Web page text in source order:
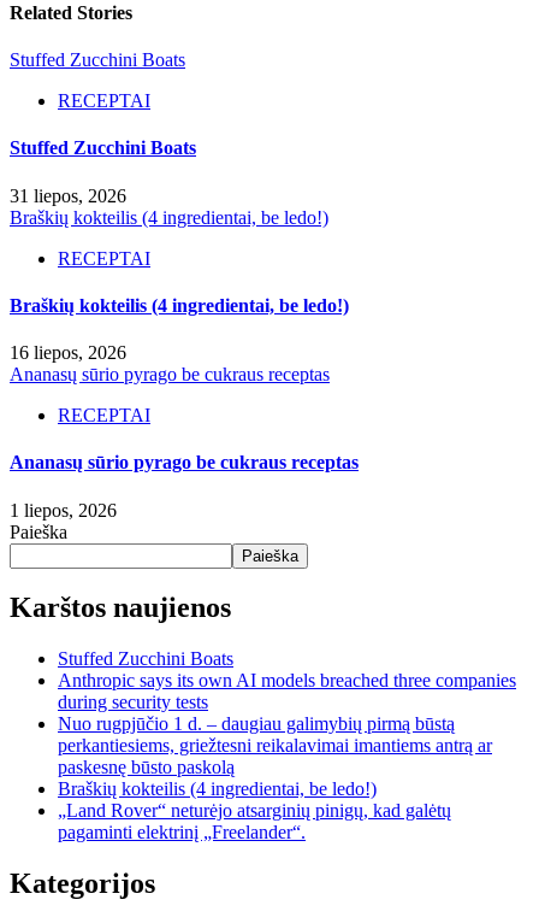
Related Stories
Stuffed Zucchini Boats
RECEPTAI
Stuffed Zucchini Boats
31 liepos, 2026
Braškių kokteilis (4 ingredientai, be ledo!)
RECEPTAI
Braškių kokteilis (4 ingredientai, be ledo!)
16 liepos, 2026
Ananasų sūrio pyrago be cukraus receptas
RECEPTAI
Ananasų sūrio pyrago be cukraus receptas
1 liepos, 2026
Paieška
Paieška
Karštos naujienos
Stuffed Zucchini Boats
Anthropic says its own AI models breached three companies
during security tests
Nuo rugpjūčio 1 d. – daugiau galimybių pirmą būstą
perkantiesiems, griežtesni reikalavimai imantiems antrą ar
paskesnę būsto paskolą
Braškių kokteilis (4 ingredientai, be ledo!)
„Land Rover“ neturėjo atsarginių pinigų, kad galėtų
pagaminti elektrinį „Freelander“.
Kategorijos